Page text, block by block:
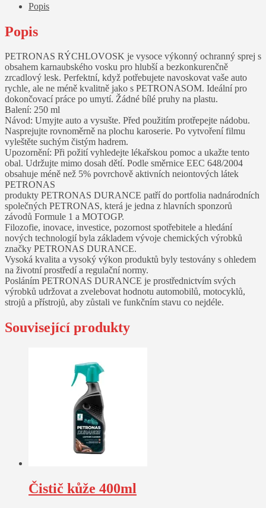
Popis
Popis
PETRONAS RÝCHLOVOSK je vysoce výkonný ochranný sprej s
obsahem karnaubského vosku pro hlubší a bezkonkurenčně
zrcadlový lesk. Perfektní, když potřebujete navoskovat vaše auto
rychle, ale ne méně kvalitně jako s PETRONASOM. Ideální pro
dokončovací práce po umytí. Žádné bílé pruhy na plastu.
Balení: 250 ml
Návod: Umyjte auto a vysušte. Před použitím protřepejte nádobu.
Nasprejujte rovnoměrně na plochu karoserie. Po vytvoření filmu
vyleštěte suchým čistým hadrem.
Upozornění: Při požití vyhledejte lékařskou pomoc a ukažte tento
obal. Udržujte mimo dosah dětí. Podle směrnice EEC 648/2004
obsahuje méně než 5% povrchově aktivních neiontových látek
PETRONAS
produkty PETRONAS DURANCE patří do portfolia nadnárodních
společných PETRONAS, která je jedna z hlavních sponzorů
závodů Formule 1 a MOTOGP.
Filozofie, inovace, investice, pozornost spotřebitele a hledání
nových technologií byla základem vývoje chemických výrobků
značky PETRONAS DURANCE.
Vysoká kvalita a vysoký výkon produktů byly testovány s ohledem
na životní prostředí a regulační normy.
Posláním PETRONAS DURANCE je prostřednictvím svých
výrobků udržovat a zvelebovat hodnotu automobilů, motocyklů,
strojů a přístrojů, aby zůstali ve funkčním stavu co nejdéle.
Související produkty
Čistič kůže 400ml